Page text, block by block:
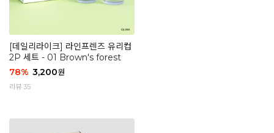
[데일리라이크] 라인프렌즈 유리컵
2P 세트 - 01 Brown's forest
78% 3,200원
리뷰 35